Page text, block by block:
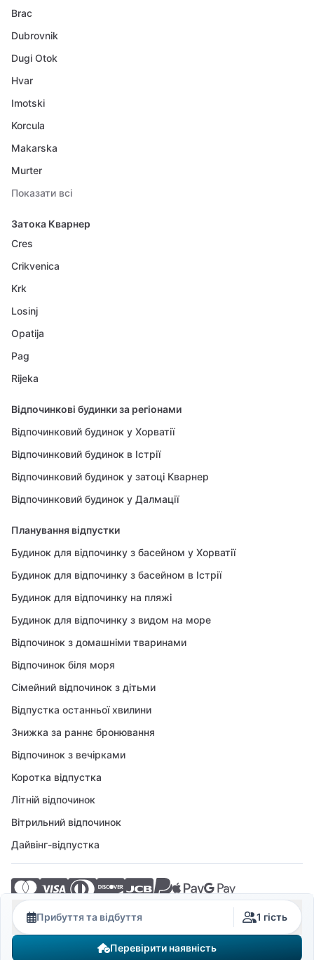
Прибуття та відбуття 1 гість
Перевірити наявність
Brac
Dubrovnik
Dugi Otok
Hvar
Imotski
Korcula
Makarska
Murter
Показати всі
Затока Кварнер
Cres
Crikvenica
Krk
Losinj
Opatija
Pag
Rijeka
Відпочинкові будинки за регіонами
Відпочинковий будинок у Хорватії
Відпочинковий будинок в Істрії
Відпочинковий будинок у затоці Кварнер
Відпочинковий будинок у Далмації
Планування відпустки
Будинок для відпочинку з басейном у Хорватії
Будинок для відпочинку з басейном в Істрії
Будинок для відпочинку на пляжі
Будинок для відпочинку з видом на море
Відпочинок з домашніми тваринами
Відпочинок біля моря
Сімейний відпочинок з дітьми
Відпустка останньої хвилини
Знижка за раннє бронювання
Відпочинок з вечірками
Коротка відпустка
Літній відпочинок
Вітрильний відпочинок
Дайвінг-відпустка
© 2026 Crovillas GmbH